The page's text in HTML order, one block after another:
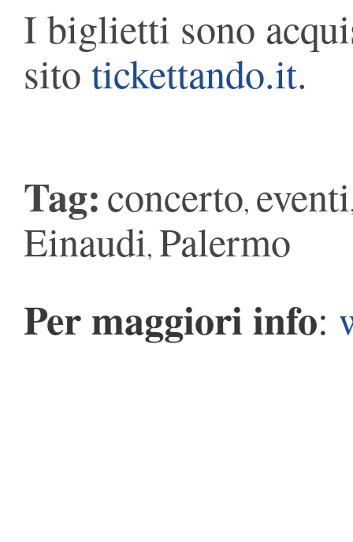
I biglietti sono
sito tickettando.it.
Tag:concerto, eventi
Einaudi, Palermo
Per maggiori info: